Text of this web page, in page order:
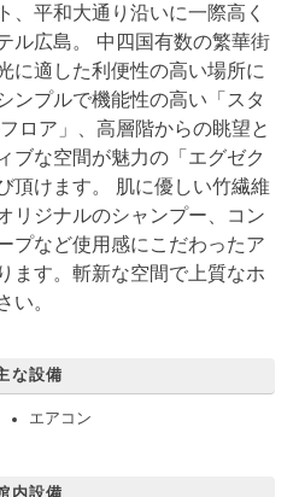
、平和大通り沿いに一際高く
ル広島。 中四国有数の繁華街
に適した利便性の高い場所に
ンプルで機能性の高い「スタ
ロア」、高層階からの眺望と
ブな空間が魅力の「エグゼク
頂けます。 肌に優しい竹繊維
リジナルのシャンプー、コン
プなど使用感にこだわったア
ます。斬新な空間で上質なホ
い。
な設備
エアコン
内設備